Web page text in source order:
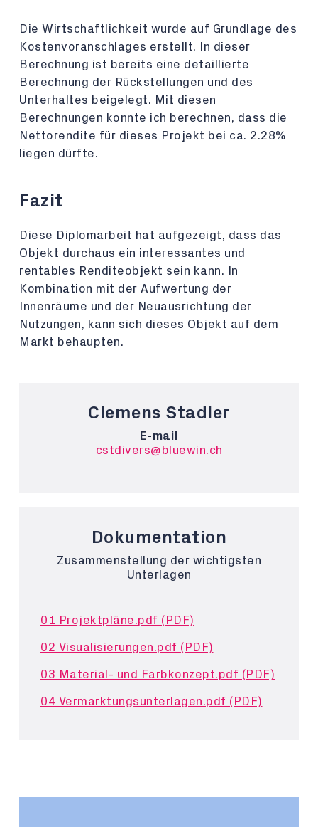
Die Wirtschaftlichkeit wurde auf Grundlage des
Kostenvoranschlages erstellt. In dieser
Berechnung ist bereits eine detaillierte
Berechnung der Rückstellungen und des
Unterhaltes beigelegt. Mit diesen
Berechnungen konnte ich berechnen, dass die
Nettorendite für dieses Projekt bei ca. 2.28%
liegen dürfte.
Fazit
Diese Diplomarbeit hat aufgezeigt, dass das
Objekt durchaus ein interessantes und
rentables Renditeobjekt sein kann. In
Kombination mit der Aufwertung der
Innenräume und der Neuausrichtung der
Nutzungen, kann sich dieses Objekt auf dem
Markt behaupten.
Clemens Stadler
E-mail
cstdivers@bluewin.ch
Dokumentation
Zusammenstellung der wichtigsten
Unterlagen
01 Projektpläne.pdf (PDF)
02 Visualisierungen.pdf (PDF)
03 Material- und Farbkonzept.pdf (PDF)
04 Vermarktungsunterlagen.pdf (PDF)